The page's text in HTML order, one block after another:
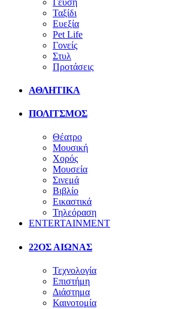
Ταξίδι
Ευεξία
Pet Life
Γονείς
Στυλ
Προτάσεις
ΑΘΛΗΤΙΚΑ
ΠΟΛΙΤΣΜΟΣ
Θέατρο
Μουσική
Χορός
Μουσεία
Σινεμά
Βιβλίο
Εικαστικά
Τηλεόραση
ENTERTAINMENT
22ΟΣ ΑΙΩΝΑΣ
Τεχνολογία
Επιστήμη
Διάστημα
Καινοτομία